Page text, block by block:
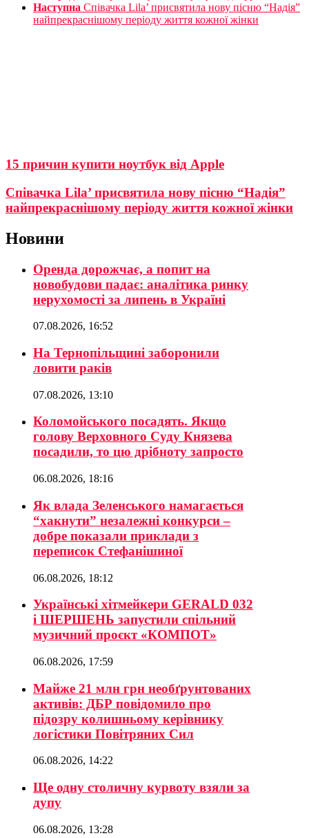
Наступна Співачка Lila’ присвятила нову пісню “Надія”
найпрекраснішому періоду життя кожної жінки
15 причин купити ноутбук від Apple
Співачка Lila’ присвятила нову пісню “Надія”
найпрекраснішому періоду життя кожної жінки
Новини
Оренда дорожчає, а попит на
новобудови падає: аналітика ринку
нерухомості за липень в Україні
07.08.2026, 16:52
На Тернопільщині заборонили
ловити раків
07.08.2026, 13:10
Коломойського посадять. Якщо
голову Верховного Суду Князева
посадили, то цю дрібноту запросто
06.08.2026, 18:16
Як влада Зеленського намагається
“хакнути” незалежні конкурси –
добре показали приклади з
переписок Стефанішиної
06.08.2026, 18:12
Українські хітмейкери GERALD 032
і ШЕРШЕНЬ запустили спільний
музичний проєкт «КОМПОТ»
06.08.2026, 17:59
Майже 21 млн грн необґрунтованих
активів: ДБР повідомило про
підозру колишньому керівнику
логістики Повітряних Сил
06.08.2026, 14:22
Ще одну столичну курвоту взяли за
дупу
06.08.2026, 13:28